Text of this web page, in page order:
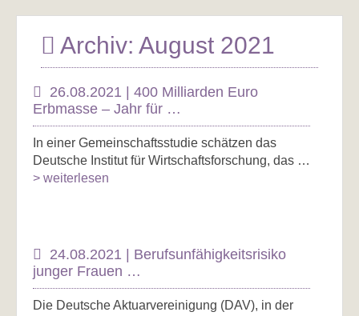
Archiv: August 2021
26.08.2021 | 400 Milliarden Euro
Erbmasse – Jahr für …
In einer Gemeinschaftsstudie schätzen das
Deutsche Institut für Wirtschaftsforschung, das …
> weiterlesen
24.08.2021 | Berufsunfähigkeitsrisiko
junger Frauen …
Die Deutsche Aktuarvereinigung (DAV), in der